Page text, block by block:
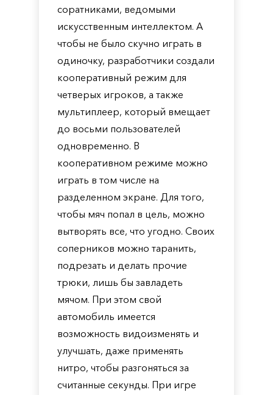
соратниками, ведомыми
искусственным интеллектом. А
чтобы не было скучно играть в
одиночку, разработчики создали
кооперативный режим для
четверых игроков, а также
мультиплеер, который вмещает
до восьми пользователей
одновременно. В
кооперативном режиме можно
играть в том числе на
разделенном экране. Для того,
чтобы мяч попал в цель, можно
вытворять все, что угодно. Своих
соперников можно таранить,
подрезать и делать прочие
трюки, лишь бы завладеть
мячом. При этом свой
автомобиль имеется
возможность видоизменять и
улучшать, даже применять
нитро, чтобы разгоняться за
считанные секунды. При игре